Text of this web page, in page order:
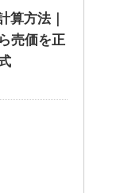
算方法｜
売価を正